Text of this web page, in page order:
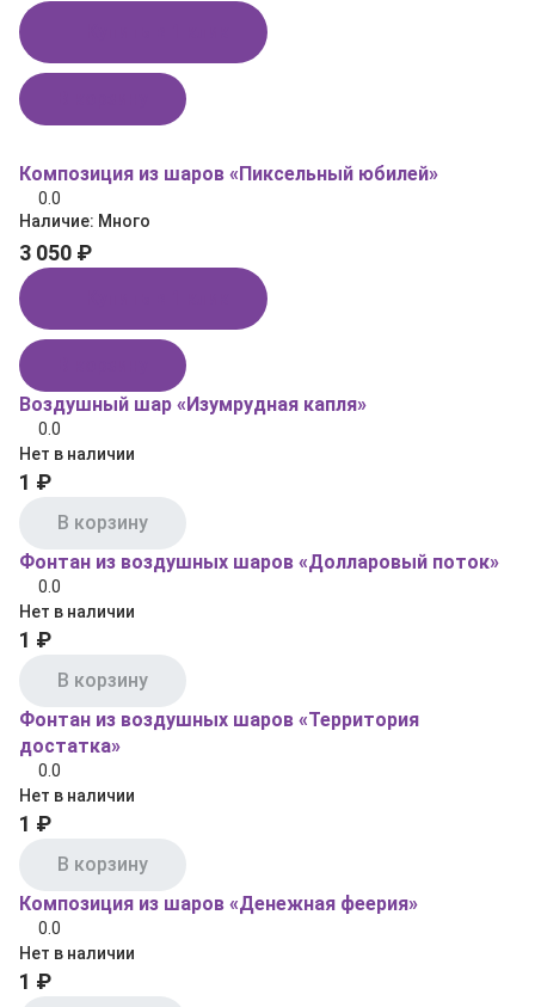
Композиция из шаров «Пиксельный юбилей»
0.0
Наличие: Много
3 050 ₽
Воздушный шар «Изумрудная капля»
0.0
Нет в наличии
1 ₽
В корзину
Фонтан из воздушных шаров «Долларовый поток»
0.0
Нет в наличии
1 ₽
В корзину
Фонтан из воздушных шаров «Территория
достатка»
0.0
Нет в наличии
1 ₽
В корзину
Композиция из шаров «Денежная феерия»
0.0
Нет в наличии
1 ₽